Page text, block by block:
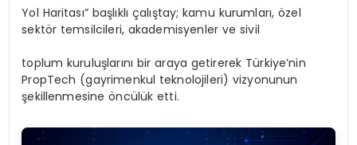
Yol Haritası” başlıklı çalıştay; kamu kurumları, özel
sektör temsilcileri, akademisyenler ve sivil
toplum kuruluşlarını bir araya getirerek Türkiye’nin
PropTech (gayrimenkul teknolojileri) vizyonunun
şekillenmesine öncülük etti.